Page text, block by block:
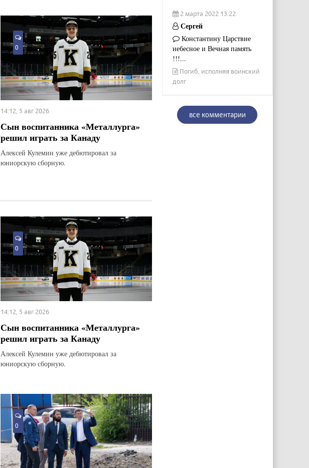
0
14:12, 5 авг 2026
Сын воспитанника «Металлурга»
решил играть за Канаду
Алексей Кулемин уже дебютировал за
юниорскую сборную.
0
14:12, 5 авг 2026
Сын воспитанника «Металлурга»
решил играть за Канаду
Алексей Кулемин уже дебютировал за
юниорскую сборную.
0
2 марта 2022 13:22
Сергей
Константину Царствие
небесное и Вечная память
!!!...
Погиб, исполняя воинский
долг
все комментарии